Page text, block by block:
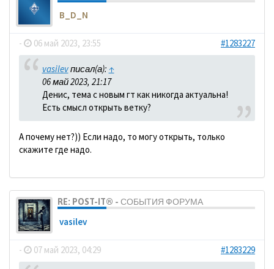
B_D_N
- 06 май 2023, 23:55 #1283227
vasilevписал(а): ↑
06 май 2023, 21:17
Денис, тема с новым гт как никогда актуальна!
Есть смысл открыть ветку?
А почему нет?)) Если надо, то могу открыть, только
скажите где надо.
RE: POST-IT® - СОБЫТИЯ ФОРУМА
vasilev
- 07 май 2023, 04:29 #1283229